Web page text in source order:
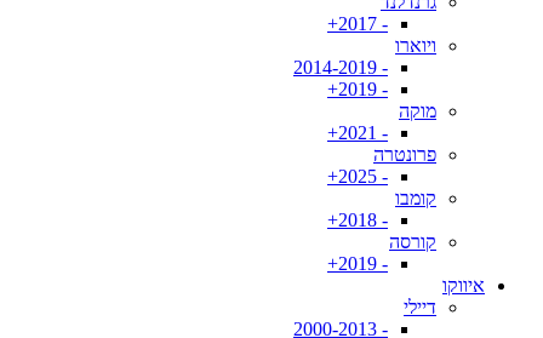
- 2017+
ויוארו
- 2014-2019
- 2019+
מוקה
- 2021+
פרונטרה
- 2025+
קומבו
- 2018+
קורסה
- 2019+
איווקו
דיילי
- 2000-2013